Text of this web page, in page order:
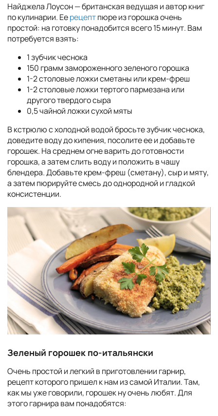
Найджела Лоусон — британская ведущая и автор книг
по кулинарии. Еерецептпюре из горошка очень
простой: на готовку понадобится всего 15 минут. Вам
потребуется взять:
1 зубчик чеснока
150 грамм замороженного зеленого горошка
1-2 столовые ложки сметаны или крем-фреш
1-2 столовые ложки тертого пармезана или
другого твердого сыра
0,5 чайной ложки сухой мяты
В кстрюлю с холодной водой бросьте зубчик чеснока,
доведите воду до кипения, посолите ее и добавьте
горошек. На среднем огне варить до готовности
горошка, а затем слить воду и положить в чашу
блендера. Добавьте крем-фреш (сметану), сыр и мяту,
а затем пюрируйте смесь до однородной и гладкой
консистенции.
Зеленый горошек по-итальянски
Очень простой и легкий в приготовлении гарнир,
рецепт которого пришел к нам из самой Италии. Там,
как мы уже говорили, горошек ну очень любят. Для
этого гарнира вам понадобятся: